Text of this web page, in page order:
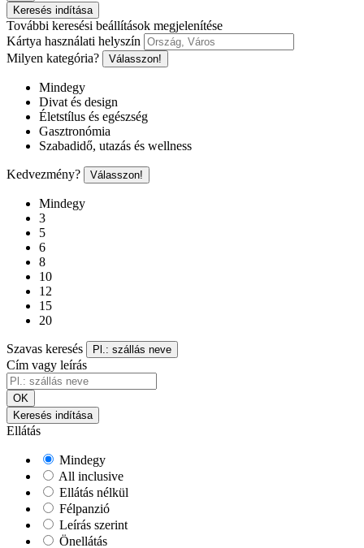
Keresés indítása
További keresési beállítások megjelenítése
Kártya használati helyszín
Milyen kategória?
Válasszon!
Mindegy
Divat és design
Életstílus és egészség
Gasztronómia
Szabadidő, utazás és wellness
Kedvezmény? Válasszon!
Mindegy
3
5
6
8
10
12
15
20
Szavas keresés Pl.: szállás neve
Cím vagy leírás
OK
Keresés indítása
Ellátás
Mindegy
All inclusive
Ellátás nélkül
Félpanzió
Leírás szerint
Önellátás